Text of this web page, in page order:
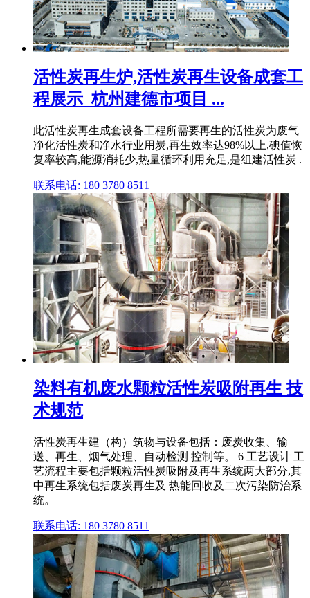
活性炭再生炉,活性炭再生设备成套工
程展示_杭州建德市项目 ...
此活性炭再生成套设备工程所需要再生的活性炭为废气
净化活性炭和净水行业用炭,再生效率达98%以上,碘值恢
复率较高,能源消耗少,热量循环利用充足,是组建活性炭 .
联系电话: 180 3780 8511
染料有机废水颗粒活性炭吸附再生 技
术规范
活性炭再生建（构）筑物与设备包括：废炭收集、输
送、再生、烟气处理、自动检测 控制等。 6 工艺设计 工
艺流程主要包括颗粒活性炭吸附及再生系统两大部分,其
中再生系统包括废炭再生及 热能回收及二次污染防治系
统。
联系电话: 180 3780 8511